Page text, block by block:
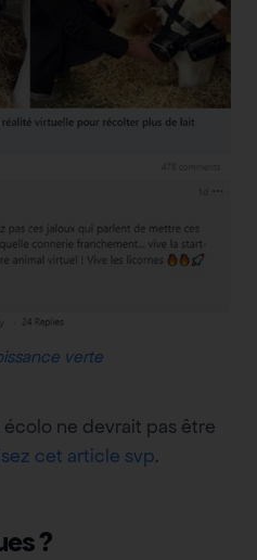
verte
écolo ne devrait pas être
cet article svp.
?